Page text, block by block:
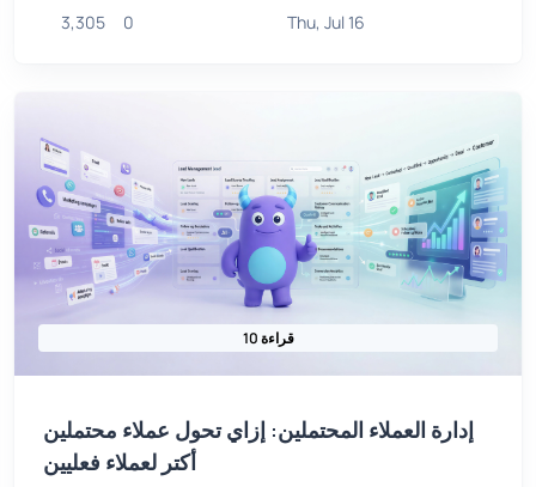
3,305 0 Thu, Jul 16
10 قراءة
إدارة العملاء المحتملين: إزاي تحول عملاء محتملين
أكتر لعملاء فعليين